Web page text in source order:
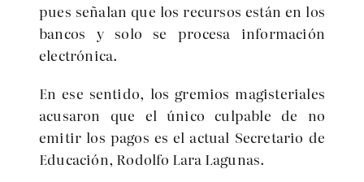
pues señalan que los recursos están en los
bancos y solo se procesa información
electrónica.
En ese sentido, los gremios magisteriales
acusaron que el único culpable de no
emitir los pagos es el actual Secretario de
Educación, Rodolfo Lara Lagunas.